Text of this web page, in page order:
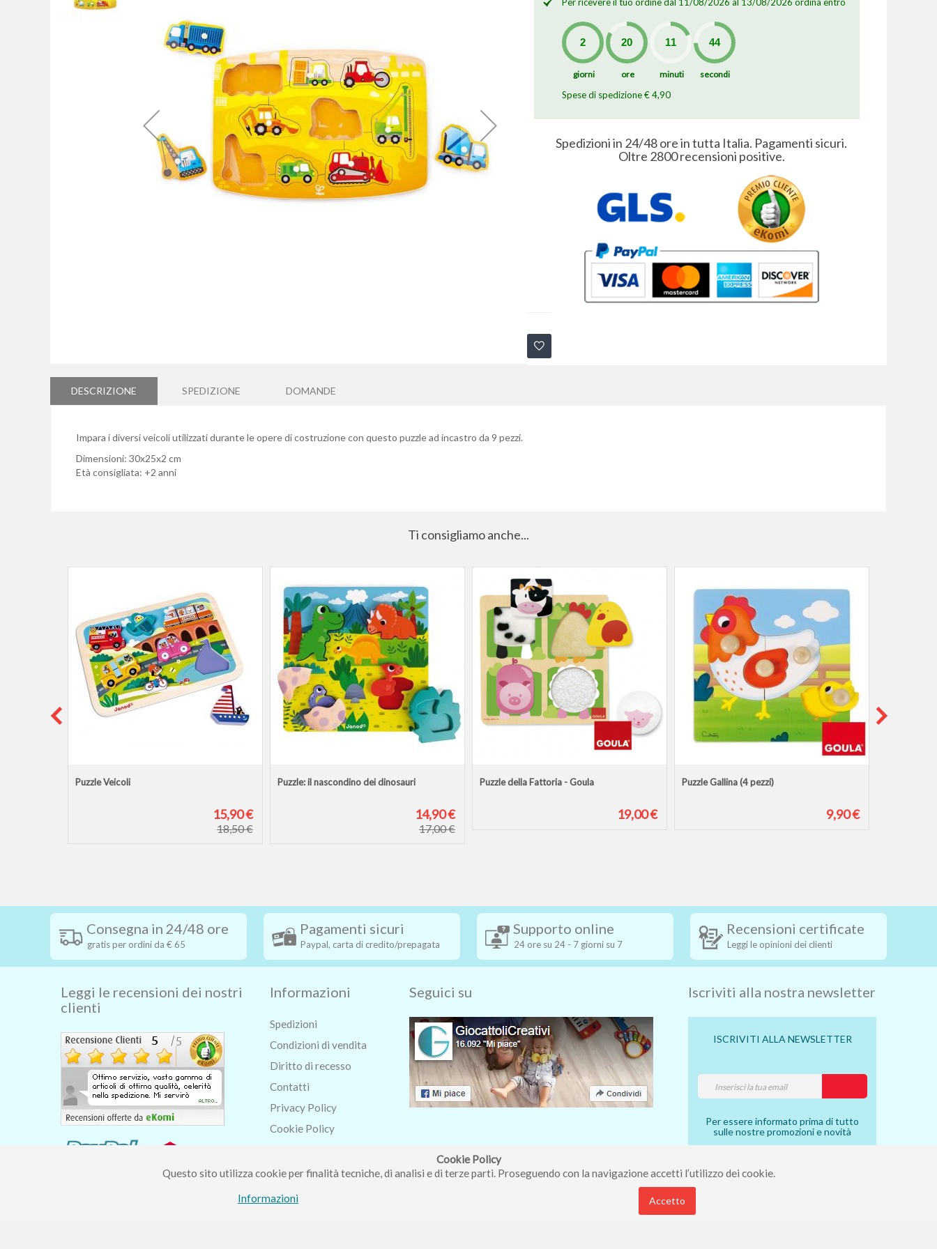
Cookie Policy
Questo sito utilizza cookie per finalità tecniche, di analisi e di terze parti. Proseguendo con la navigazione accetti l’utilizzo dei cookie.
Informazioni
Accetto
della
giorni ore minuti secondi
Spese di spedizione € 4,90
Spedizioni in 24/48 ore in tutta Italia. Pagamenti sicuri.
Oltre 2800 recensioni positive.
DESCRIZIONE
Impara i diversi veicoli utilizzati durante le opere di costruzione con questo puzzle ad incastro da 9 pezzi.
Dimensioni: 30x25x2 cm
Età consigliata: +2 anni
SPEDIZIONE DOMANDE
Ti consigliamo anche...
Puzzle Veicoli
15,90 €
18,50 €
Puzzle: il nascondino dei dinosauri
14,90 €
17,00 €
Puzzle della Fattoria - Goula
19,00 €
Puzzle Gallina (4 pezzi)
9,90 €
Consegna in 24/48 ore
gratis per ordini da € 65
Pagamenti sicuri
Paypal, carta di credito/prepagata
Supporto online
24 ore su 24 - 7 giorni su 7
Recensioni certificate
Leggi le opinioni dei clienti
Leggi le recensioni dei nostri
clienti
Informazioni
Spedizioni
Condizioni di vendita
Diritto di recesso
Contatti
Privacy Policy
Cookie Policy
Blog
Seguici su Iscriviti alla nostra newsletter
ISCRIVITI ALLA NEWSLETTER
Per essere informato prima di tutto
sulle nostre promozioni e novità
Piccolo Mondo di Ferri Roberta - Via Carlo Pisacane 9/11 57025 Piombino (LI) - P.IVA : 01237910490 - Rea 112098.